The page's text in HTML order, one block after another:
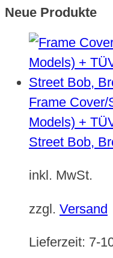
Neue Produkte
Frame
Models) +
Street Bob,
inkl. MwSt.
zzgl. Versand
Lieferzeit: 7-